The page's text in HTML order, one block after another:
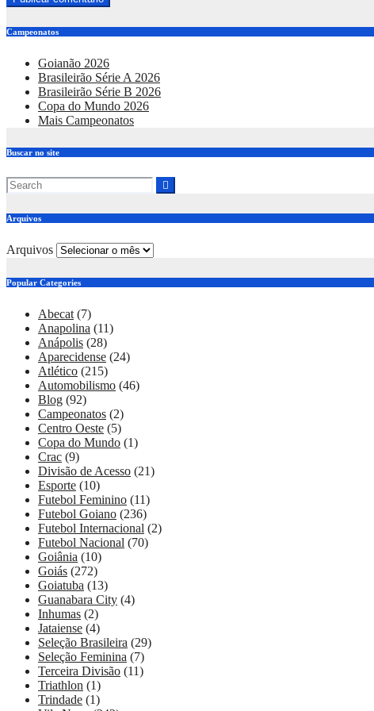
Campeonatos
Goianão 2026
Brasileirão Série A 2026
Brasileirão Série B 2026
Copa do Mundo 2026
Mais Campeonatos
Buscar no site
Arquivos
Arquivos
Popular Categories
Abecat (7)
Anapolina (11)
Anápolis (28)
Aparecidense (24)
Atlético (215)
Automobilismo (46)
Blog (92)
Campeonatos (2)
Centro Oeste (5)
Copa do Mundo (1)
Crac (9)
Divisão de Acesso (21)
Esporte (10)
Futebol Feminino (11)
Futebol Goiano (236)
Futebol Internacional (2)
Futebol Nacional (70)
Goiânia (10)
Goiás (272)
Goiatuba (13)
Guanabara City (4)
Inhumas (2)
Jataiense (4)
Seleção Brasileira (29)
Seleção Feminina (7)
Terceira Divisão (11)
Triathlon (1)
Trindade (1)